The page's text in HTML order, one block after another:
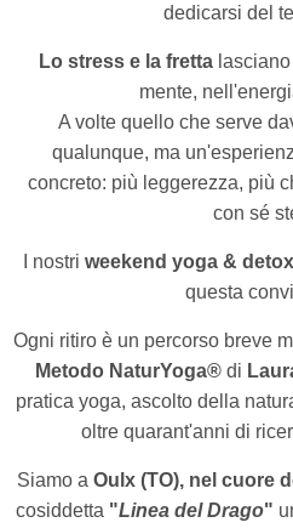
dedicarsi del
Lo stress e la frettalasciano
mente,
A volte quello che serve
qualunque, ma
concreto: più leggerezza, più
con sé
I nostri weekend yoga &
questa
Ogni ritiro è un percorso breve
Metodo NaturYoga®di
pratica yoga, ascolto della
oltre quarant'anni di
Siamo a Oulx (TO), nel cuore
cosiddetta "Linea del Drago"